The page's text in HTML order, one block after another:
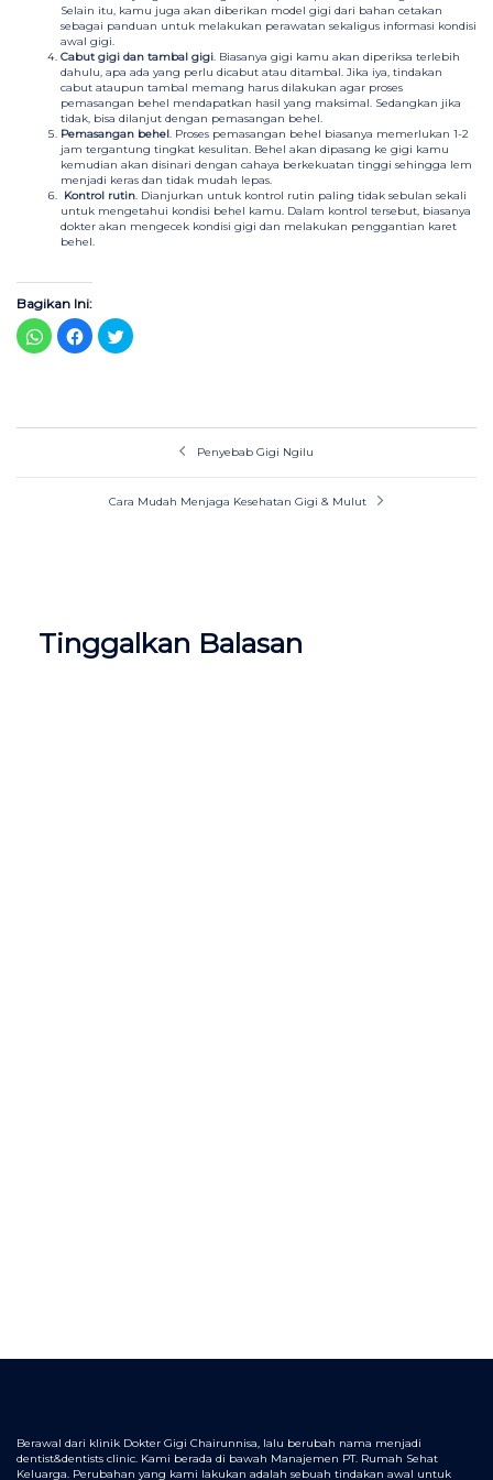
Selain itu, kamu juga akan diberikan model gigi dari bahan cetakan
sebagai panduan untuk melakukan perawatan sekaligus informasi kondisi
awal gigi.
Cabut gigi dan tambal gigi. Biasanya gigi kamu akan diperiksa terlebih
dahulu, apa ada yang perlu dicabut atau ditambal. Jika iya, tindakan
cabut ataupun tambal memang harus dilakukan agar proses
pemasangan behel mendapatkan hasil yang maksimal. Sedangkan jika
tidak, bisa dilanjut dengan pemasangan behel.
Pemasangan behel. Proses pemasangan behel biasanya memerlukan 1-2
jam tergantung tingkat kesulitan. Behel akan dipasang ke gigi kamu
kemudian akan disinari dengan cahaya berkekuatan tinggi sehingga lem
menjadi keras dan tidak mudah lepas.
Kontrol rutin. Dianjurkan untuk kontrol rutin paling tidak sebulan sekali
untuk mengetahui kondisi behel kamu. Dalam kontrol tersebut, biasanya
dokter akan mengecek kondisi gigi dan melakukan penggantian karet
behel.
Bagikan Ini:
Klik
untuk
berbagi
yang
Klik
untuk
membagikan
yang
Klik
untuk
yang
Tulisan
Penyebab Gigi Ngilu
Cara Mudah Menjaga Kesehatan Gigi & Mulut
Tinggalkan Balasan
Berawal dari klinik Dokter Gigi Chairunnisa, lalu berubah nama menjadi
dentist&dentists clinic. Kami berada di bawah Manajemen PT. Rumah Sehat
Keluarga. Perubahan yang kami lakukan adalah sebuah tindakan awal untuk